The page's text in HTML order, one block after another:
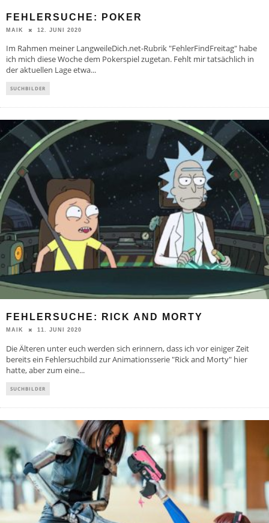
FEHLERSUCHE: POKER
MAIK 12. JUNI 2020
Im Rahmen meiner LangweileDich.net-Rubrik "FehlerFindFreitag" habe
ich mich diese Woche dem Pokerspiel zugetan. Fehlt mir tatsächlich in
der aktuellen Lage etwa...
SUCHBILDER
FEHLERSUCHE: RICK AND MORTY
MAIK 11. JUNI 2020
Die Älteren unter euch werden sich erinnern, dass ich vor einiger Zeit
bereits ein Fehlersuchbild zur Animationsserie "Rick and Morty" hier
hatte, aber zum eine...
SUCHBILDER